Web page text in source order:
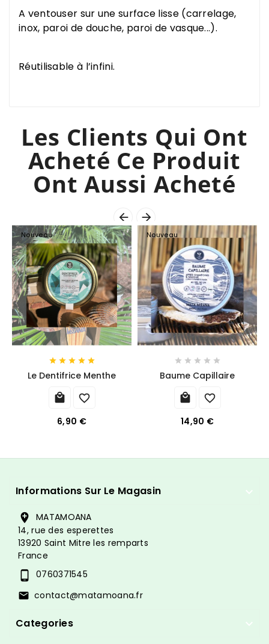
A ventouser sur une surface lisse (carrelage,
inox, paroi de douche, paroi de vasque...).
Réutilisable à l’infini.
Les Clients Qui Ont
Acheté Ce Produit
Ont Aussi Acheté
 
Nouveau
    
Le Dentifrice Menthe
 
6,90 €
Nouveau
    
Baume Capillaire
 
14,90 €
Informations Sur Le Magasin 
 MATAMOANA
14, rue des esperettes
13920 Saint Mitre les remparts
France
 0760371545
 contact@matamoana.fr
Categories 